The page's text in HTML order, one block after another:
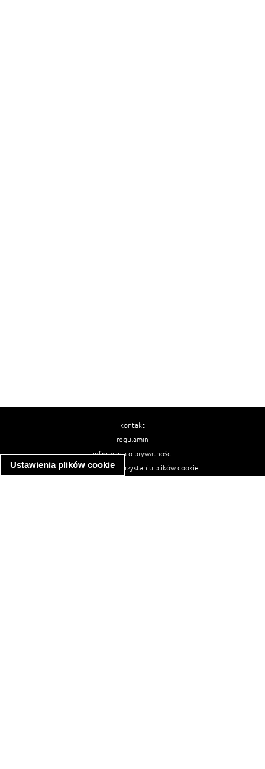
Ustawienia plików cookie
kontakt
regulamin
informacja o prywatności
informacja o wykorzystaniu plików cookie